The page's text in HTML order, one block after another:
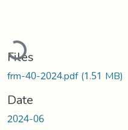
Loading...
Files
frm-40-2024.pdf(1.51 MB)
Date
2024-06